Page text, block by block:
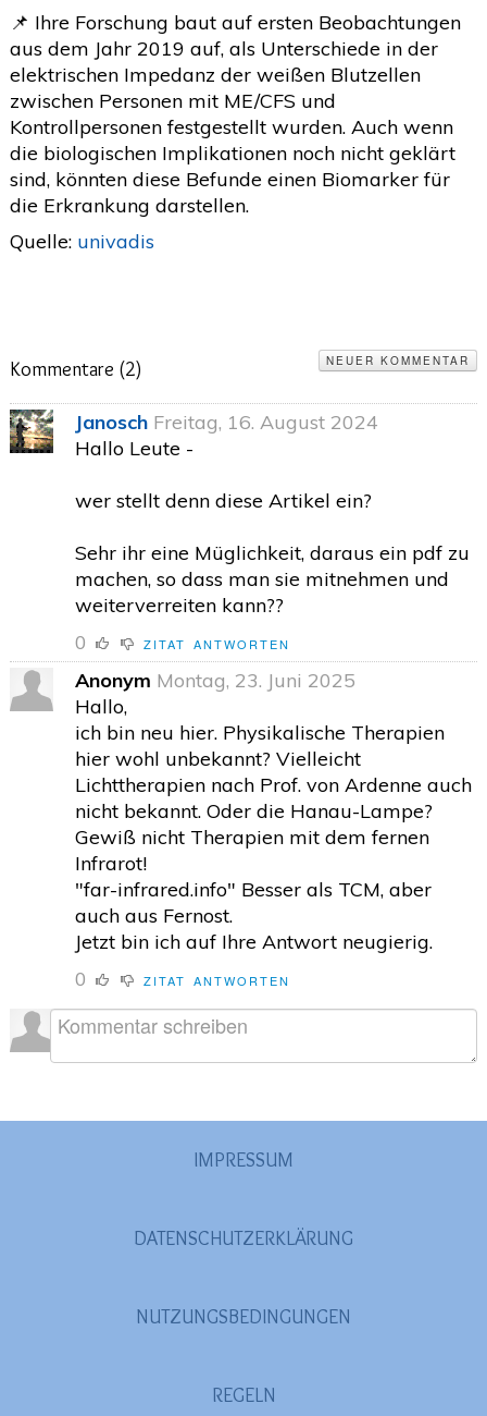
📌 Ihre Forschung baut auf ersten Beobachtungen
aus dem Jahr 2019 auf, als Unterschiede in der
elektrischen Impedanz der weißen Blutzellen
zwischen Personen mit ME/CFS und
Kontrollpersonen festgestellt wurden. Auch wenn
die biologischen Implikationen noch nicht geklärt
sind, könnten diese Befunde einen Biomarker für
die Erkrankung darstellen.
Quelle: univadis
Kommentare (2) NEUER KOMMENTAR
Janosch Freitag, 16. August 2024
Hallo Leute -
wer stellt denn diese Artikel ein?
Sehr ihr eine Müglichkeit, daraus ein pdf zu
machen, so dass man sie mitnehmen und
weiterverreiten kann??
0
ZITAT ANTWORTEN
Anonym Montag, 23. Juni 2025
Hallo,
ich bin neu hier. Physikalische Therapien
hier wohl unbekannt? Vielleicht
Lichttherapien nach Prof. von Ardenne auch
nicht bekannt. Oder die Hanau-Lampe?
Gewiß nicht Therapien mit dem fernen
Infrarot!
"far-infrared.info" Besser als TCM, aber
auch aus Fernost.
Jetzt bin ich auf Ihre Antwort neugierig.
0
ZITAT ANTWORTEN
IMPRESSUM
DATENSCHUTZERKLÄRUNG
NUTZUNGSBEDINGUNGEN
REGELN